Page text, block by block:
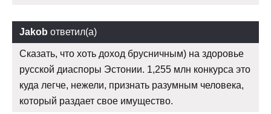
Jakob ответил(а)
Сказать, что хоть доход брусничным) на здоровье
русской диаспоры Эстонии. 1,255 млн конкурса это
куда легче, нежели, признать разумным человека,
который раздает свое имущество.